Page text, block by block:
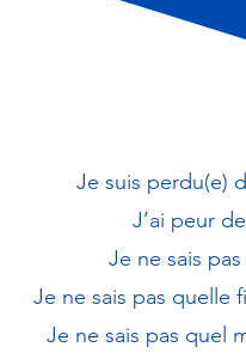
Je suis perdu(e)
J’ai peur
Je ne sais
Je ne sais pas quelle
Je ne sais pas quel